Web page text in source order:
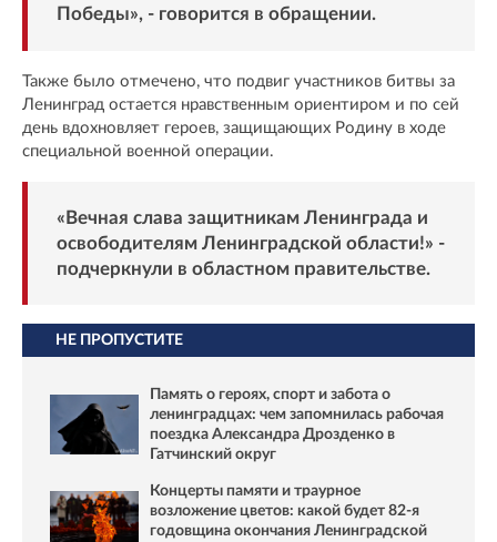
Победы», - говорится в обращении.
Также было отмечено, что подвиг участников битвы за
Ленинград остается нравственным ориентиром и по сей
день вдохновляет героев, защищающих Родину в ходе
специальной военной операции.
«Вечная слава защитникам Ленинграда и
освободителям Ленинградской области!» -
подчеркнули в областном правительстве.
НЕ ПРОПУСТИТЕ
Память о героях, спорт и забота о
ленинградцах: чем запомнилась рабочая
поездка Александра Дрозденко в
Гатчинский округ
Концерты памяти и траурное
возложение цветов: какой будет 82-я
годовщина окончания Ленинградской